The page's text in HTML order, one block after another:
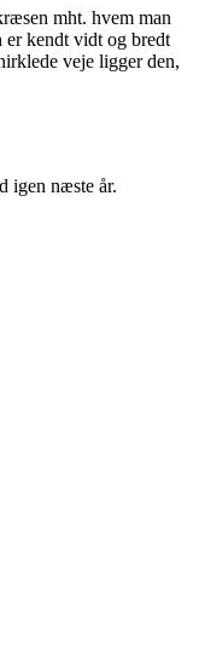
mht. hvem man
er kendt vidt og bredt
veje ligger den,
igen næste år.